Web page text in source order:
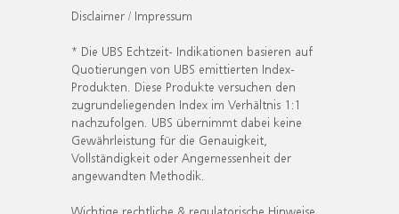
Disclaimer / Impressum
* Die UBS Echtzeit- Indikationen basieren auf
Quotierungen von UBS emittierten Index-
Produkten. Diese Produkte versuchen den
zugrundeliegenden Index im Verhältnis 1:1
nachzufolgen. UBS übernimmt dabei keine
Gewährleistung für die Genauigkeit,
Vollständigkeit oder Angemessenheit der
angewandten Methodik.